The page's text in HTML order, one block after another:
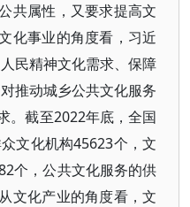
共属性，又要求提高文
化事业的角度看，习近
民精神文化需求、保障
推动城乡公共文化服务
。截至2022年底，全国
文化机构45623个，文
个，公共文化服务的供
文化产业的角度看，文